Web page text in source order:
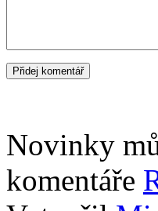
Novinky
komentáře